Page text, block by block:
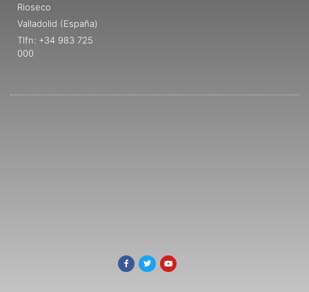
Rioseco
Valladolid (España)
Tlfn: +34 983 725
000